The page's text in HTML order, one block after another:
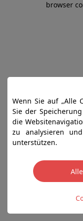
browser
Wenn Sie auf „Alle
Sie der
die
zu analysieren
unterstützen.